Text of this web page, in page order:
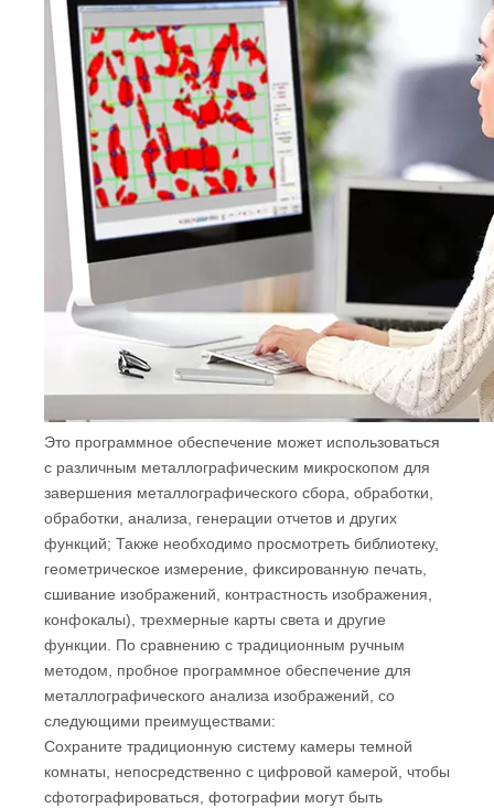
Это программное обеспечение может использоваться
с различным металлографическим микроскопом для
завершения металлографического сбора, обработки,
обработки, анализа, генерации отчетов и других
функций; Также необходимо просмотреть библиотеку,
геометрическое измерение, фиксированную печать,
сшивание изображений, контрастность изображения,
конфокалы), трехмерные карты света и другие
функции. По сравнению с традиционным ручным
методом, пробное программное обеспечение для
металлографического анализа изображений, со
следующими преимуществами:
Сохраните традиционную систему камеры темной
комнаты, непосредственно с цифровой камерой, чтобы
сфотографироваться, фотографии могут быть